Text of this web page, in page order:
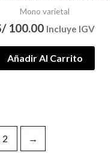
Mono varietal
100.00 Incluye IGV
Añadir Al Carrito
2 →